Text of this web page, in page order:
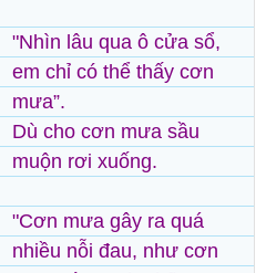
"Nhìn lâu qua ô cửa sổ,
em chỉ có thể thấy cơn
mưa”.
Dù cho cơn mưa sầu
muộn rơi xuống.
"Cơn mưa gây ra quá
nhiều nỗi đau, như cơn